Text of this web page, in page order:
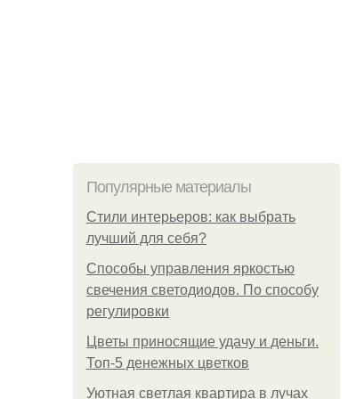
Популярные материалы
Стили интерьеров: как выбрать
лучший для себя?
Способы управления яркостью
свечения светодиодов. По способу
регулировки
Цветы приносящие удачу и деньги.
Топ-5 денежных цветков
Уютная светлая квартира в лучах